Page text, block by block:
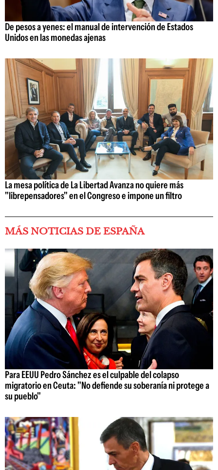
De pesos a yenes: el manual de intervención de Estados
Unidos en las monedas ajenas
La mesa política de La Libertad Avanza no quiere más
"librepensadores" en el Congreso e impone un filtro
MÁS NOTICIAS DE ESPAÑA
Para EEUU Pedro Sánchez es el culpable del colapso
migratorio en Ceuta: "No defiende su soberanía ni protege a
su pueblo"